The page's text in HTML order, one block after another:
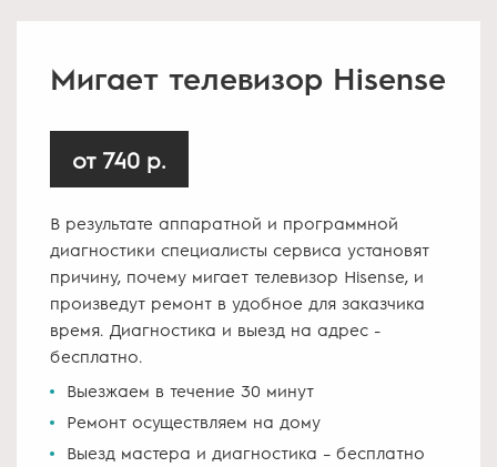
Мигает телевизор Hisense
от 740 р.
В результате аппаратной и программной
диагностики специалисты сервиса установят
причину, почему мигает телевизор Hisense, и
произведут ремонт в удобное для заказчика
время. Диагностика и выезд на адрес -
бесплатно.
Выезжаем в течение 30 минут
Ремонт осуществляем на дому
Выезд мастера и диагностика – бесплатно